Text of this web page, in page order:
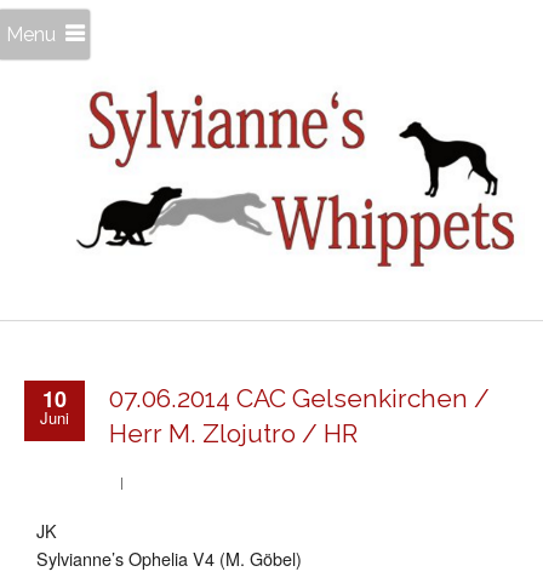
Menu
10
Juni
07.06.2014 CAC Gelsenkirchen /
Herr M. Zlojutro / HR
JK
Sylvianne’s Ophelia V4 (M. Göbel)